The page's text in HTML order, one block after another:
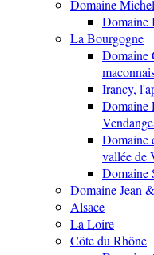
Domaine
Domaine
La Bourgogne
Domaine
Irancy,
Domaine
Domaine
vallée de
Domaine
Domaine Jean
Alsace
La Loire
Côte du Rhône